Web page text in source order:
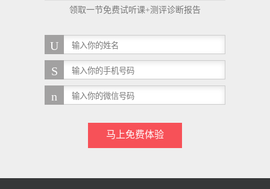
领取一节免费试听课+测评诊断报告
马上免费体验